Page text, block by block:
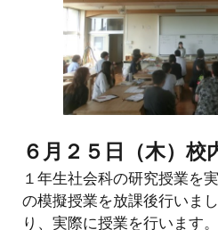
６月２５日（木）
１年生社会科の研究授業を
の模擬授業を放課後行いま
り、実際に授業を行います